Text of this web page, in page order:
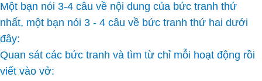
Một bạn nói 3-4 câu về nội dung của bức tranh thứ
nhất, một bạn nói 3 - 4 câu về bức tranh thứ hai dưới
đây:
Quan sát các bức tranh và tìm từ chỉ mỗi hoạt động rồi
viết vào vở: